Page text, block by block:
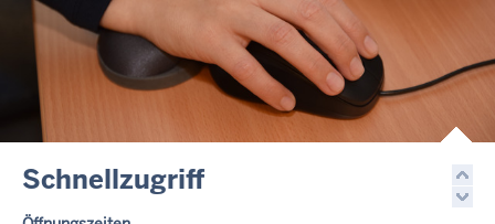
Schnellzugriff